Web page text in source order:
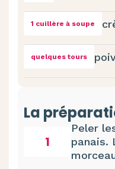
1 cuillère à soupe
quelques tours
La
1
Peler
panais.